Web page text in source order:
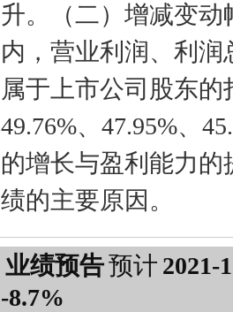
升。（二）增减变动
内，营业利润、利
属于上市公司股东
49.76%、47.95%、
的增长与盈利能力
绩的主要原因。
业绩预告预计 2021-
-8.7%